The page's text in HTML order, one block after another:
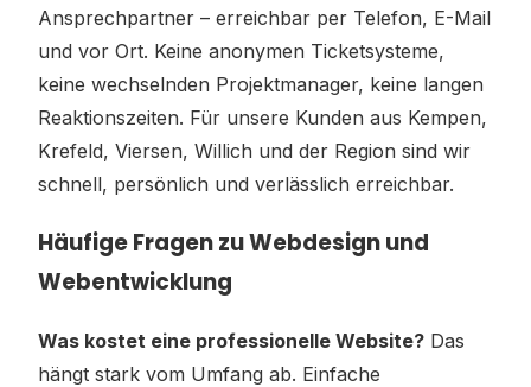
Ansprechpartner – erreichbar per Telefon, E-Mail
und vor Ort. Keine anonymen Ticketsysteme,
keine wechselnden Projektmanager, keine langen
Reaktionszeiten. Für unsere Kunden aus Kempen,
Krefeld, Viersen, Willich und der Region sind wir
schnell, persönlich und verlässlich erreichbar.
Häufige Fragen zu Webdesign und
Webentwicklung
Was kostet eine professionelle Website? Das
hängt stark vom Umfang ab. Einfache